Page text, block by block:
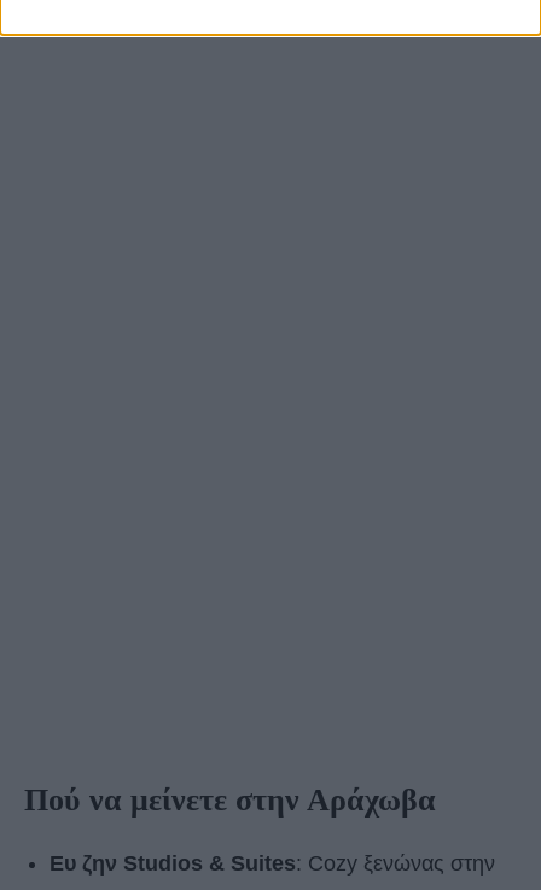
Πού να μείνετε στην Αράχωβα
Ευ ζην Studios & Suites: Cozy ξενώνας στην